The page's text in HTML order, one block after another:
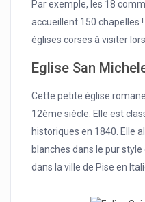
Par exemple, les 18
accueillent 150 chapelles
églises corses à visiter
Eglise San
Cette petite église
12ème siècle. Elle est
historiques en 1840. Elle
blanches dans le pur
dans la ville de Pise en